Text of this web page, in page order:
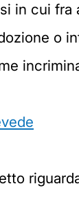
in cui
o